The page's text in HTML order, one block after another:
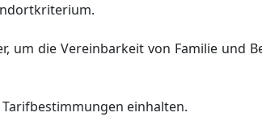
um die Vereinbarkeit von Familie und
einhalten.